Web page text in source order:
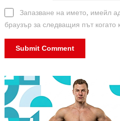
Запазване на името, имейл
браузър за следващия път когато